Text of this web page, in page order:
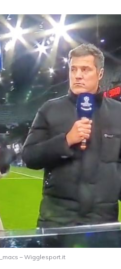
– Wigglesport.it